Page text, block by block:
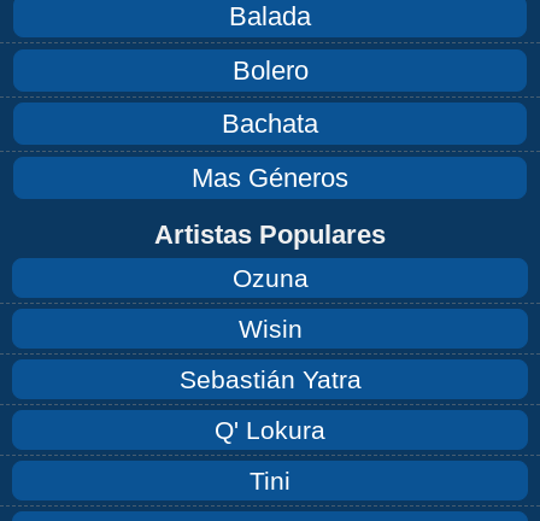
Balada
Bolero
Bachata
Mas Géneros
Artistas Populares
Ozuna
Wisin
Sebastián Yatra
Q' Lokura
Tini